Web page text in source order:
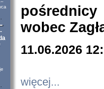
wobec
11.06.2026
więcej...